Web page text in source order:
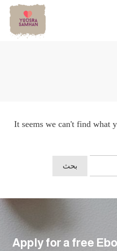
It seems we can't find what
Apply for a free